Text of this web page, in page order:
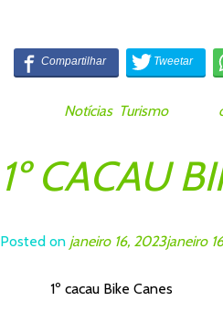
Notícias, TurismoTagged
1º CACAU
Posted on janeiro 16, 2023janeiro
1º cacau Bike Canes